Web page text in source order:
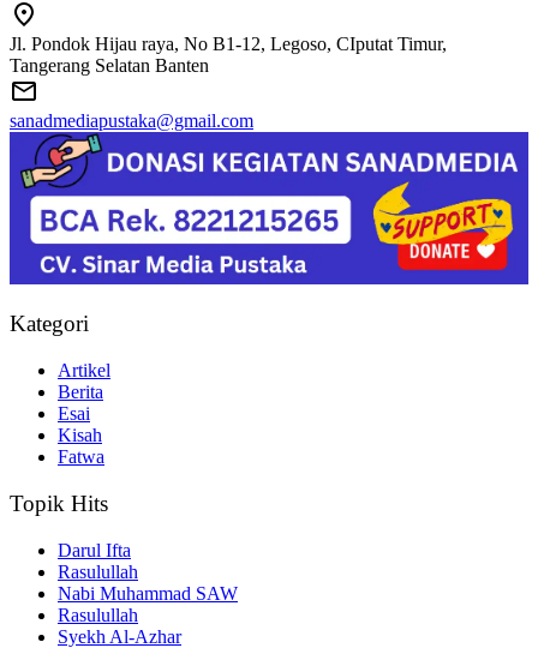
Jl. Pondok Hijau raya, No B1-12, Legoso, CIputat Timur,
Tangerang Selatan Banten
sanadmediapustaka@gmail.com
Kategori
Artikel
Berita
Esai
Kisah
Fatwa
Topik Hits
Darul Ifta
Rasulullah
Nabi Muhammad SAW
Rasulullah
Syekh Al-Azhar